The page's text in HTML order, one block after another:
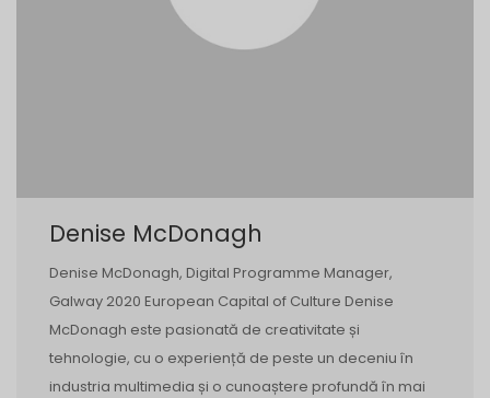
Denise McDonagh
Denise McDonagh, Digital Programme Manager,
Galway 2020 European Capital of Culture Denise
McDonagh este pasionată de creativitate și
tehnologie, cu o experiență de peste un deceniu în
industria multimedia și o cunoaștere profundă în mai